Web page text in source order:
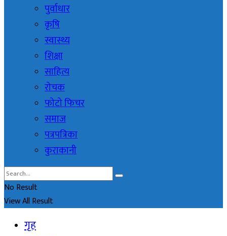
पुर्वाधार
कृषि
स्वास्थ्य
शिक्षा
साहित्य
रोचक
फोटो फिचर
समाज
पत्रपत्रिका
कुराकानी
No Result
View All Result
गृह